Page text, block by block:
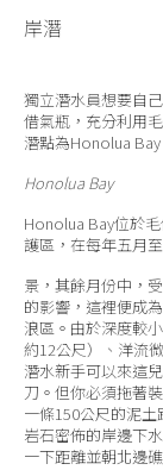
岸潛
獨立潛水員想要自
借氣瓶，充分利用
潛點為Honolua
Honolua Bay
Honolua Bay位於
護區，在每年五月
景，其餘月份中，
的影響，這裡便成
浪區。由於深度較
約12公尺）、洋流
潛水新手可以來這
刀。但你必須拖著
一條150公尺的泥土
岩石密佈的岸邊下
一下距離並朝北邊